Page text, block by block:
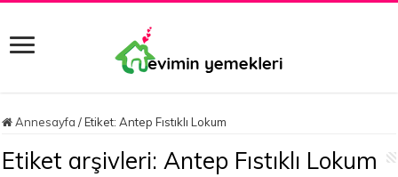
Annesayfa / Etiket:Antep Fıstıklı Lokum
Etiket arşivleri:Antep Fıstıklı Lokum